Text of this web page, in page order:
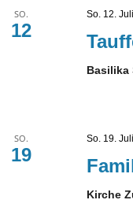
aktualisieren
SO.
12
So. 12.
Basilika
SO.
19
So. 19.
Kirche